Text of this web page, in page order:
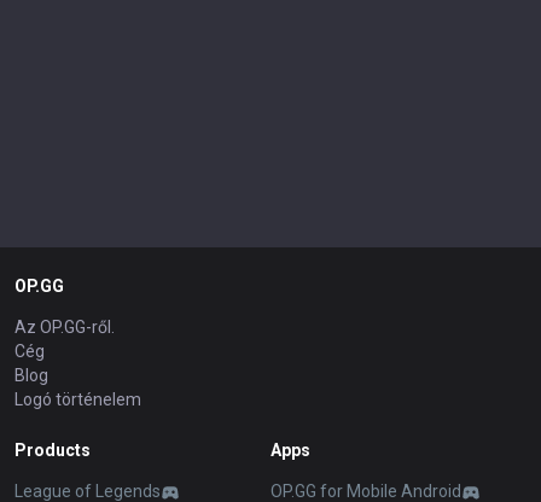
OP.GG
Az OP.GG-ről.
Cég
Blog
Logó történelem
Products
League of Legends
Apps
OP.GG for Mobile Android